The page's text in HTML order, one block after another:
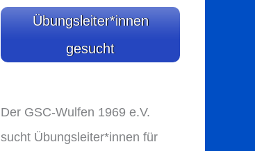
Übungsleiter*innen
gesucht
Der GSC-Wulfen 1969 e.V.
sucht Übungsleiter*innen für